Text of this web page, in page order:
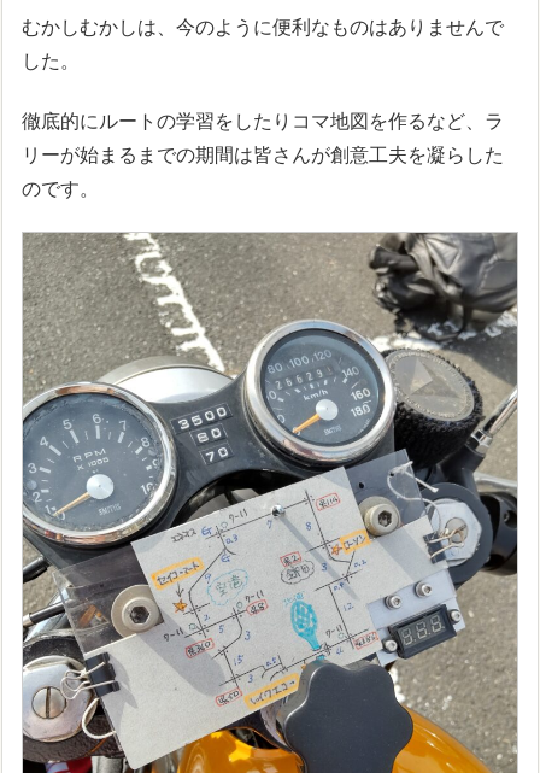
むかしむかしは、今のように便利なものはありませんで
した。
徹底的にルートの学習をしたりコマ地図を作るなど、ラ
リーが始まるまでの期間は皆さんが創意工夫を凝らした
のです。